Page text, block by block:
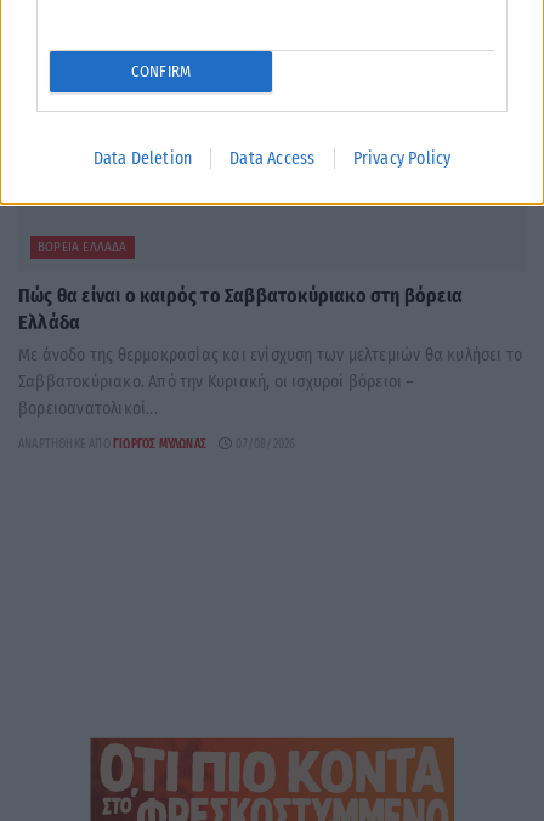
CONFIRM
Data Deletion Data Access Privacy Policy
ΒΌΡΕΙΑ ΕΛΛΆΔΑ
Πώς θα είναι ο καιρός το Σαββατοκύριακο στη βόρεια
Ελλάδα
Με άνοδο της θερμοκρασίας και ενίσχυση των μελτεμιών θα κυλήσει το
Σαββατοκύριακο. Από την Κυριακή, οι ισχυροί βόρειοι –
βορειοανατολικοί...
ΑΝΑΡΤΉΘΗΚΕ ΑΠΌ ΓΙΏΡΓΟΣ ΜΥΛΩΝΆΣ